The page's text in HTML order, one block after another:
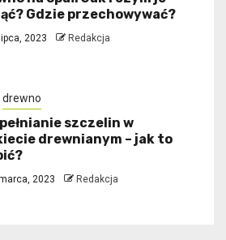
Gdzie przechowywać?
2023 Redakcja
drewno
szczelin w
drewnianym – jak to
2023 Redakcja